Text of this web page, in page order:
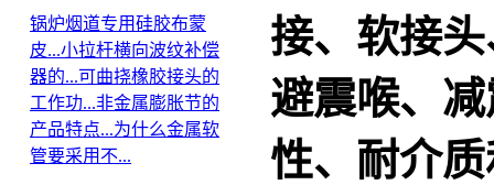
锅炉烟道专用硅胶布蒙
皮...小拉杆横向波纹补偿
器的...可曲挠橡胶接头的
工作功...非金属膨胀节的
产品特点...为什么金属软
管要采用不...
接、软接
避震喉、
性、耐介